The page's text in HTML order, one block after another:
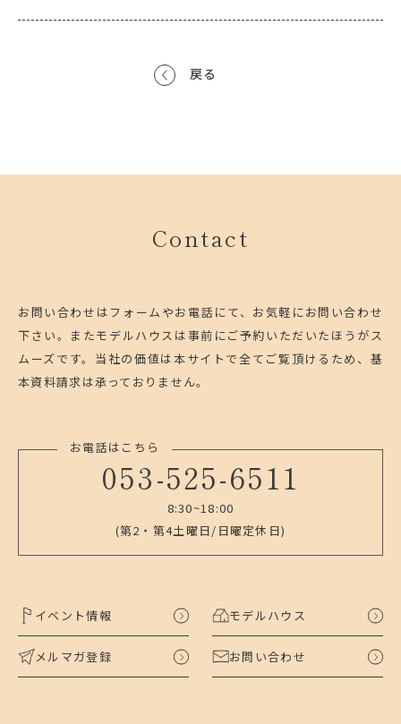
戻る
Contact
お問い合わせはフォームやお電話にて、お気軽にお問い合わせ
下さい。 またモデルハウスは事前にご予約いただいたほうがス
ムーズです。 当社の価値は本サイトで全てご覧頂けるため、基
本資料請求は承っておりません。
お電話はこちら
053-525-6511
8:30~18:00
(第2・第4土曜日/日曜定休日)
イベント情報 モデルハウス
メルマガ登録 お問い合わせ